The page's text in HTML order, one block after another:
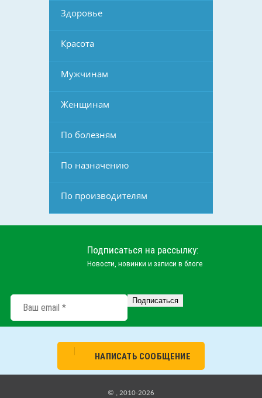
Здоровье
Красота
Мужчинам
Женщинам
По болезням
По назначению
По производителям
Подписаться на рассылку:
Новости, новинки и записи в блоге
НАПИСАТЬ СООБЩЕНИЕ
© , 2010-2026